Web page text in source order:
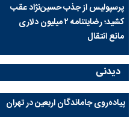
پرسپولیس از جذب حسین‌نژاد عقب
کشید؛ رضایتنامه ۲ میلیون دلاری
مانع انتقال
دیدنی